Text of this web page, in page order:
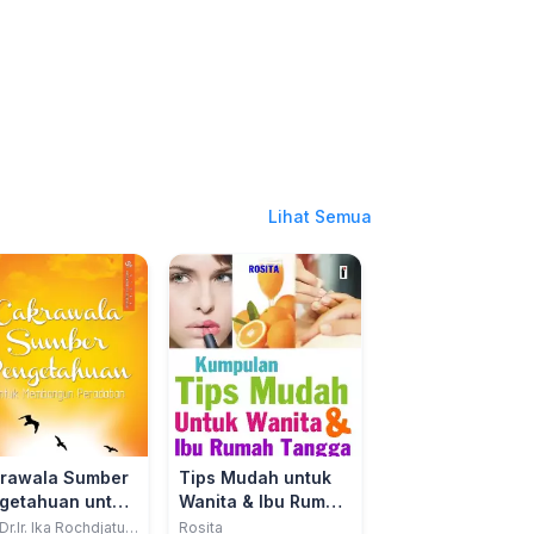
Lihat Semua
Sumber
untuk
Ika Rochdjatun
Tips Mudah untuk
Wanita & Ibu Rumah
Tangga
Rosita